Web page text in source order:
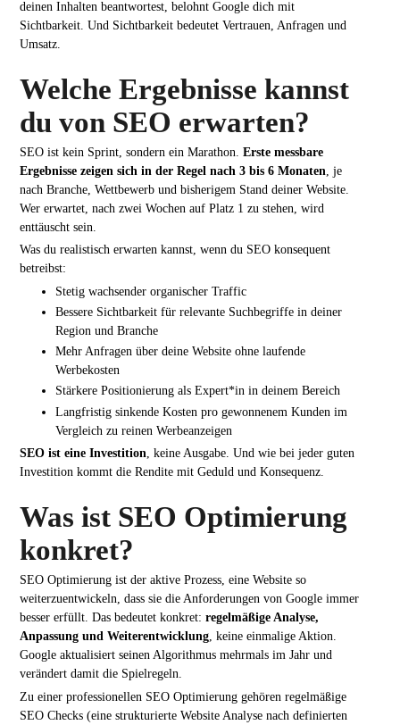
deinen Inhalten beantwortest, belohnt Google dich mit
Sichtbarkeit. Und Sichtbarkeit bedeutet Vertrauen, Anfragen und
Umsatz.
Welche Ergebnisse kannst
du von SEO erwarten?
SEO ist kein Sprint, sondern ein Marathon.Erste messbare
Ergebnisse zeigen sich in der Regel nach 3 bis 6 Monaten , je
nach Branche, Wettbewerb und bisherigem Stand deiner Website.
Wer erwartet, nach zwei Wochen auf Platz 1 zu stehen, wird
enttäuscht sein.
Was du realistisch erwarten kannst, wenn du SEO konsequent
betreibst:
Stetig wachsender organischer Traffic
Bessere Sichtbarkeit für relevante Suchbegriffe in deiner
Region und Branche
Mehr Anfragen über deine Website ohne laufende
Werbekosten
Stärkere Positionierung als Expert*in in deinem Bereich
Langfristig sinkende Kosten pro gewonnenem Kunden im
Vergleich zu reinen Werbeanzeigen
SEO ist eine Investition , keine Ausgabe. Und wie bei jeder guten
Investition kommt die Rendite mit Geduld und Konsequenz.
Was ist SEO Optimierung
konkret?
SEO Optimierung ist der aktive Prozess, eine Website so
weiterzuentwickeln, dass sie die Anforderungen von Google immer
besser erfüllt. Das bedeutet konkret:regelmäßige Analyse,
Anpassung und Weiterentwicklung, keine einmalige Aktion.
Google aktualisiert seinen Algorithmus mehrmals im Jahr und
verändert damit die Spielregeln.
Zu einer professionellen SEO Optimierung gehören regelmäßige
SEO Checks (eine strukturierte Website Analyse nach definierten